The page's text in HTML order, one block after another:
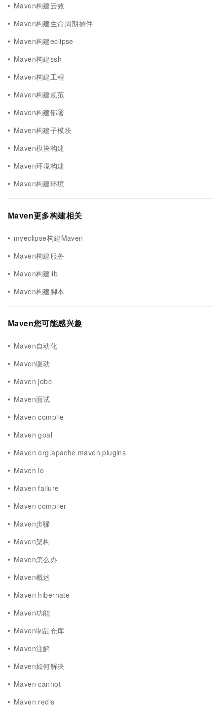
Maven构建云效
Maven构建生命周期插件
Maven构建eclipse
Maven构建ssh
Maven构建工程
Maven构建规范
Maven构建部署
Maven构建子模块
Maven模块构建
Maven环境构建
Maven构建环境
Maven更多构建相关
myeclipse构建Maven
Maven构建服务
Maven构建lib
Maven构建脚本
Maven您可能感兴趣
Maven自动化
Maven驱动
Maven jdbc
Maven面试
Maven compile
Maven goal
Maven org.apache.maven.plugins
Maven io
Maven failure
Maven compiler
Maven步骤
Maven架构
Maven怎么办
Maven概述
Maven hibernate
Maven功能
Maven制品仓库
Maven注解
Maven如何解决
Maven cannot
Maven redis